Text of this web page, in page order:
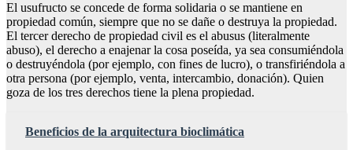
El usufructo se concede de forma solidaria o se mantiene en
propiedad común, siempre que no se dañe o destruya la propiedad.
El tercer derecho de propiedad civil es el abusus (literalmente
abuso), el derecho a enajenar la cosa poseída, ya sea consumiéndola
o destruyéndola (por ejemplo, con fines de lucro), o transfiriéndola a
otra persona (por ejemplo, venta, intercambio, donación). Quien
goza de los tres derechos tiene la plena propiedad.
Beneficios de la arquitectura bioclimática